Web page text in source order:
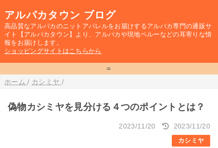
アルパカタウン ブログ
高品質なアルパカのニットアパレルをお届けするアルパカ専門の通販サ
イト【アルパカタウン】より、アルパカや現地ペルーなどの耳寄りな情
報をお届けします。
ショッピングサイトはこちらから
=
ホーム / カシミヤ /
偽物カシミヤを見分ける４つのポイントとは？
2023/11/20
2023/11/20
カシミヤ